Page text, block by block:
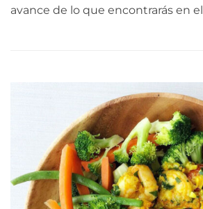
avance de lo que encontrarás en el